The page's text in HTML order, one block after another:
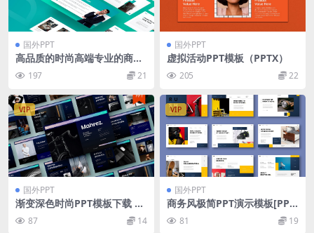
国外PPT
高品质的时尚高端专业的商业
商务powerpoint幻灯片演示
模板（pptx）
197 21
国外PPT
虚拟活动PPT模板（PPTX）
205 22
VIP
国外PPT
渐变深色时尚PPT模板下载 M
ahrez – Business PowerPoi
nt Template
87 14
VIP
国外PPT
商务风极简PPT演示模板[PPT
X] 81 19